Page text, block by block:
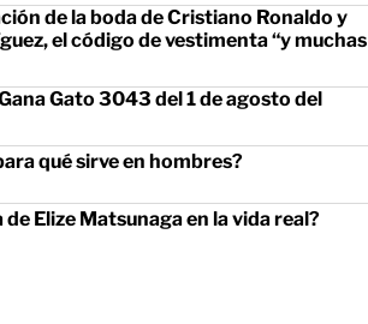
de la boda de Cristiano Ronaldo y
el código de vestimenta “y muchas
Gato 3043 del 1 de agosto del
qué sirve en hombres?
de Elize Matsunaga en la vida real?